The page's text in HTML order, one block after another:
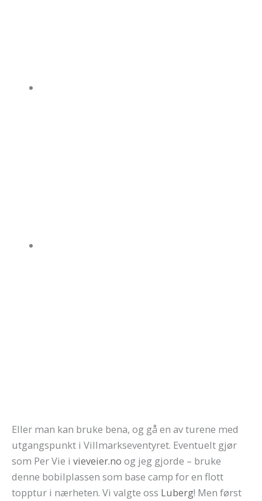
Eller man kan bruke bena, og gå en av turene med
utgangspunkt i Villmarkseventyret. Eventuelt gjør
som Per Vie i vieveier.no og jeg gjorde – bruke
denne bobilplassen som base camp for en flott
topptur i nærheten. Vi valgte oss Luberg! Men først